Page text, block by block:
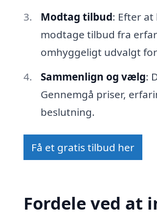
Modtag tilbud: Efter
modtage tilbud fra
omhyggeligt udvalgt
Sammenlign og vælg:
Gennemgå priser,
beslutning.
Få et gratis tilbud her
Fordele ved at